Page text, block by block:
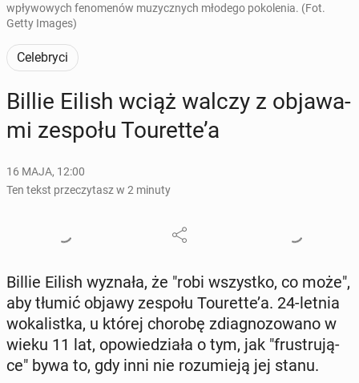
wpływowych fenomenów muzycznych młodego pokolenia. (Fot.
Getty Images)
Celebryci
Billie Eilish wciąż walczy z ob­ja­wa­
mi zespołu To­uret­te’a
16 MAJA, 12:00
Ten tekst przeczytasz w 2 minuty
Billie Eilish wyznała, że "robi wszyst­ko, co może",
aby tłumić objawy zespołu To­uret­te’a. 24-letnia
wo­ka­list­ka, u której chorobę zdia­gno­zo­wa­no w
wieku 11 lat, opo­wie­dzia­ła o tym, jak "fru­stru­ją­
ce" bywa to, gdy inni nie ro­zu­mie­ją jej stanu.